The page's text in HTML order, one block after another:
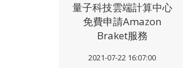
量子科技雲端計算中心
免費申請Amazon
Braket服務
2021-07-22 16:07:00